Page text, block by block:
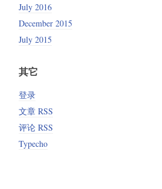
July 2016
December 2015
July 2015
其它
登录
文章 RSS
评论 RSS
Typecho